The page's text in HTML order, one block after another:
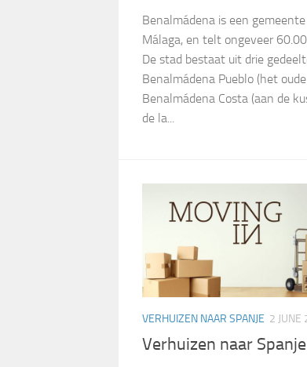
Benalmádena is een
Málaga, en telt ongeveer
De stad bestaat uit drie
Benalmádena Pueblo (het
Benalmádena Costa (aan de
de la...
VERHUIZEN NAAR SPANJE 2 JUNE
Verhuizen naar Spanje